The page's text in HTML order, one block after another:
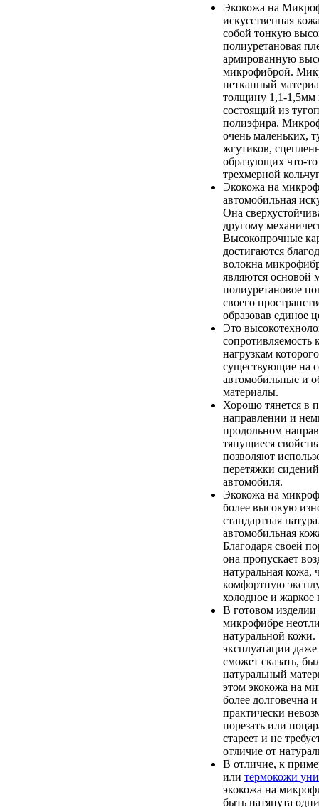
Экокожа на
искусственная
собой тонкую
полиуретановая
армированную
микрофиброй.
нетканный
толщину 1,1-1,5мм
состоящий из
полиэфира.
очень маленьких,
жгутиков,
образующих что-
трехмерной
Экокожа на
автомобильная
Она
другому
Высокопрочные
достигаются
волокна
являются основой
полиуретановое
своего
образовав единое
Это
сопротивляемость
нагрузкам
существующие на
автомобильные и
материалы.
Хорошо тянется в
направлении и
продольном
тянущиеся
позволяют
перетяжки
автомобиля.
Экокожа на
более высокую
стандартная
автомобильная
Благодаря своей
она пропускает
натуральная кожа,
комфортную
холодное и жаркое
В готовом изделии
микрофибре
натуральной кожи.
эксплуатации
сможет сказать,
натуральный
этом экокожа на
более долговечна
практически
порезать или
стареет и не
отличие от
В отличие, к
или термокожи
экокожа на
быть натянута